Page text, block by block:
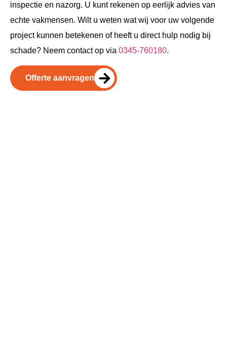
inspectie en nazorg. U kunt rekenen op eerlijk advies van
echte vakmensen. Wilt u weten wat wij voor uw volgende
project kunnen betekenen of heeft u direct hulp nodig bij
schade? Neem contact op via 0345-760180.
Offerte aanvragen